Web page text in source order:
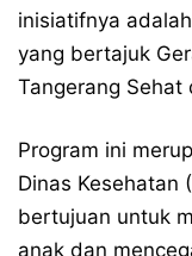
inisiatifnya
yang bertajuk
Tangerang Sehat
Program ini
Dinas Kesehatan
bertujuan untuk
anak dan